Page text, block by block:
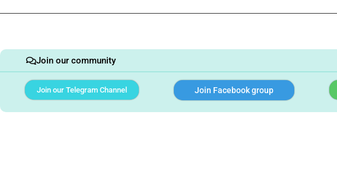
Join our community
Join our Telegram Channel Join Facebook group